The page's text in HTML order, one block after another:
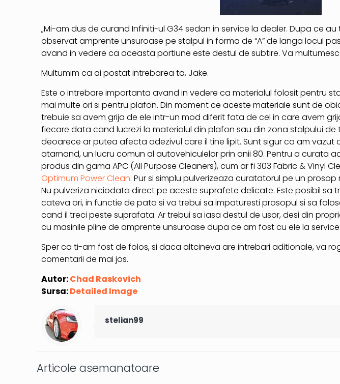
„Mi-am dus de curand Infiniti-ul G34 sedan in service la dealer. Dupa ce
observat amprente unsuroase pe stalpul in forma de “A” de langa locul
avand in vedere ca aceasta portiune este destul de subtire. Va
Multumim ca ai postat intrebarea ta, Jake.
Este o intrebare importanta avand in vedere ca materialul folosit pentru
mai multe ori si pentru plafon. Din moment ce aceste materiale sunt de
trebuie sa avem grija de ele intr-un mod diferit fata de cel in care avem
fiecare data cand lucrezi la materialul din plafon sau din zona stalpului de
deoarece ar putea afecta adezivul care il tine lipit. Sunt sigur ca am
atarnand, un lucru comun al autovehiculelor prin anii 80. Pentru a curata
produs din gama APC (All Purpose Cleaners), cum ar fi 303 Fabric & Vinyl
Optimum Power Clean. Pur si simplu pulverizeaza curatatorul pe un
Nu pulveriza niciodata direct pe aceste suprafete delicate. Este posibil sa
cateva ori, in functie de pata si va trebui sa impaturesti prosopul si sa
cand il treci peste suprafata. Ar trebui sa iasa destul de usor, desi din
cu masinile pline de amprente unsuroase dupa ce am fost cu ele la service.
Sper ca ti-am fost de folos, si daca altcineva are intrebari aditionale, va
comentarii de mai jos.
Autor:Chad Raskovich
Sursa:Detailed Image
stelian99
Articole asemanatoare